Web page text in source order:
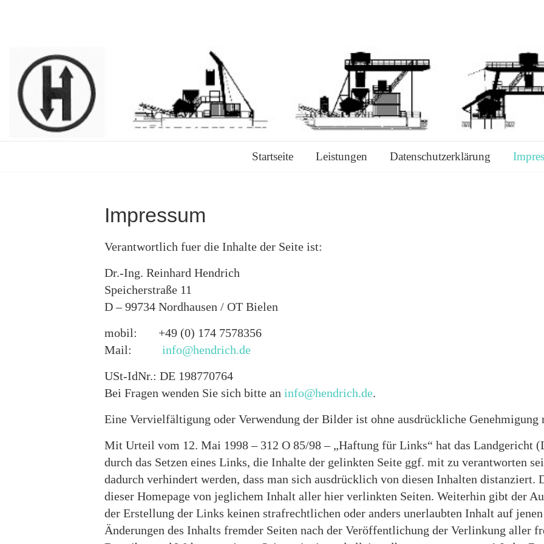
Ingenieur-
und
Sachverständigenbüro
Ing.
Hendrich
Startseite Leistungen Datenschutzerklärung
Impressum
Verantwortlich fuer die Inhalte der Seite ist:
Dr.-Ing. Reinhard Hendrich
Speicherstraße 11
D – 99734 Nordhausen / OT Bielen
mobil: +49 (0) 174 7578356
Mail: info@hendrich.de
USt-IdNr.: DE 198770764
Bei Fragen wenden Sie sich bitte an info@hendrich.de.
Eine Vervielfältigung oder Verwendung der Bilder ist ohne ausdrückliche Genehmigung
Mit Urteil vom 12. Mai 1998 – 312 O 85/98 – „Haftung für Links“ hat das Landgericht
durch das Setzen eines Links, die Inhalte der gelinkten Seite ggf. mit zu verantworten
dadurch verhindert werden, dass man sich ausdrücklich von diesen Inhalten distanziert.
dieser Homepage von jeglichem Inhalt aller hier verlinkten Seiten. Weiterhin gibt der
der Erstellung der Links keinen strafrechtlichen oder anders unerlaubten Inhalt auf
Änderungen des Inhalts fremder Seiten nach der Veröffentlichung der Verlinkung aller